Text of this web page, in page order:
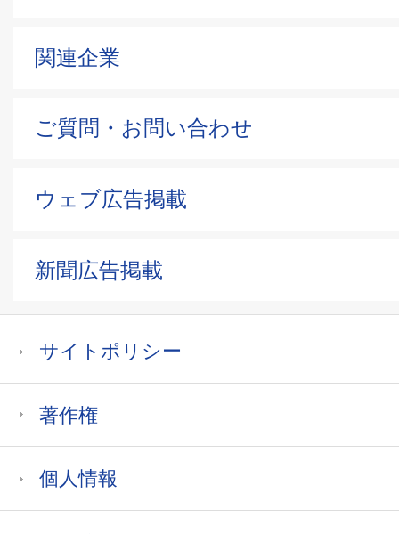
関連企業
ご質問・お問い合わせ
ウェブ広告掲載
新聞広告掲載
サイトポリシー
著作権
個人情報